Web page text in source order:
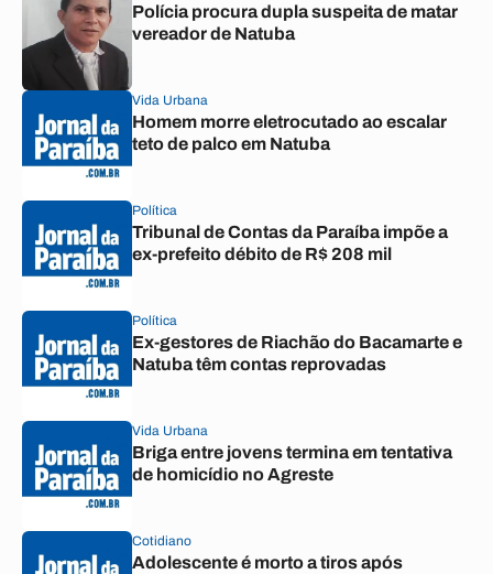
Polícia procura dupla suspeita de matar
vereador de Natuba
Vida Urbana
Homem morre eletrocutado ao escalar
teto de palco em Natuba
Política
Tribunal de Contas da Paraíba impõe a
ex-prefeito débito de R$ 208 mil
Política
Ex-gestores de Riachão do Bacamarte e
Natuba têm contas reprovadas
Vida Urbana
Briga entre jovens termina em tentativa
de homicídio no Agreste
Cotidiano
Adolescente é morto a tiros após